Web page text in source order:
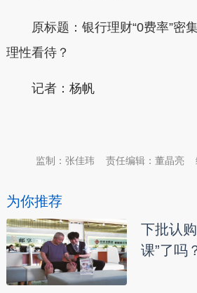
原标题：银行理财“0费率”密
理性看待？
记者： 杨帆
责任编辑：董晶亮
监制：张佳玮
为你推荐
下批认
课”了吗